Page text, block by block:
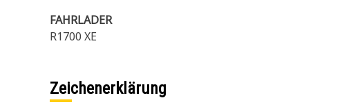
FAHRLADER
R1700 XE
Zeichenerklärung